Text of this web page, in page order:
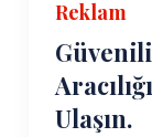
Reklam
Ulaşın.